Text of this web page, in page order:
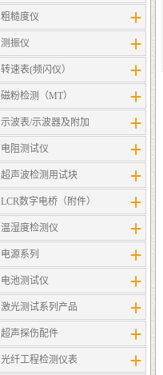
粗糙度仪
测振仪
转速表(频闪仪）
磁粉检测（MT）
示波表/示波器及附加
电阻测试仪
超声波检测用试块
LCR数字电桥（附件）
温湿度检测仪
电源系列
电池测试仪
激光测试系列产品
超声探伤配件
光纤工程检测仪表